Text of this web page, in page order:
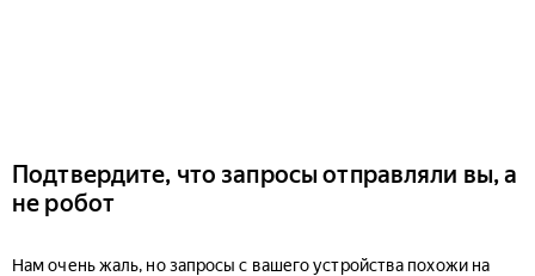
Подтвердите, что запросы отправляли вы, а
не робот
Нам очень жаль, но запросы с вашего устройства похожи на